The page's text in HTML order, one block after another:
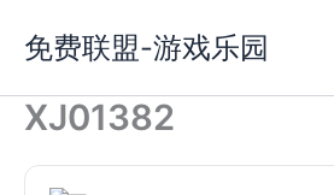
容
免费联盟-游戏乐园
XJ01382